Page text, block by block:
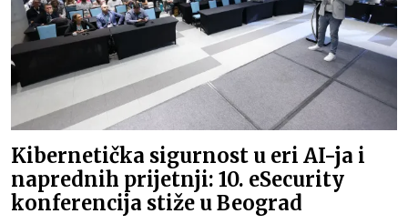
Kibernetička sigurnost u eri AI-ja i
naprednih prijetnji: 10. eSecurity
konferencija stiže u Beograd